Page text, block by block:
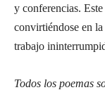
y conferencias.
convirtiéndose en
trabajo
Todos los poemas